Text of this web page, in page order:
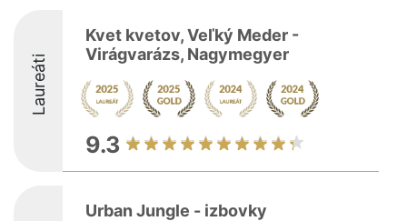
Laureáti
Kvet kvetov, Veľký Meder -
Virágvarázs, Nagymegyer
9.3
Urban Jungle - izbovky